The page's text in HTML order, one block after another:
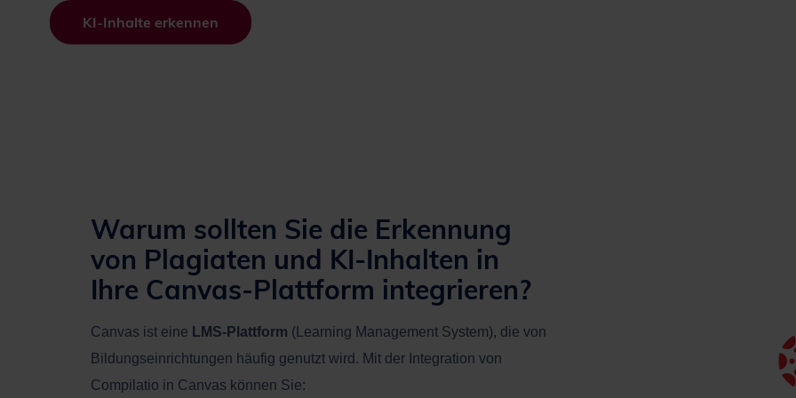
KI-Inhalte erkennen
Warum sollten Sie die Erkennung
von Plagiaten und KI-Inhalten in
Ihre Canvas-Plattform integrieren?
Canvas ist eine LMS-Plattform (Learning Management System), die von
Bildungseinrichtungen häufig genutzt wird. Mit der Integration von
Compilatio in Canvas können Sie: